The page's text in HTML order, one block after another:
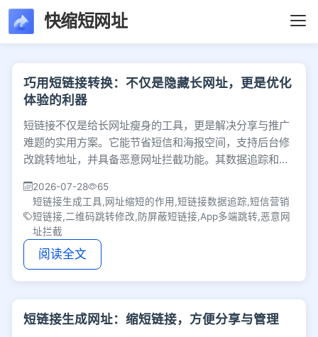
快缩短网址
文章列表 - 第191页
巧用短链接转换：不仅是隐藏长网址，更是优化
体验的利器
短链接不仅是给长网址瘦身的工具，更是解决分享与推广
难题的实用方案。它能节省短信和海报空间，支持后台修
改跳转地址，并具备恶意网址拦截功能。其数据追踪和多
2026-07-28
65
短链接生成工具,网址缩短的作用,短链接数据追踪,短信营销
短链接,二维码跳转修改,防屏蔽短链接,App多端跳转,恶意网
址拦截
阅读全文
短链接生成网址：缩短链接，方便分享与管理